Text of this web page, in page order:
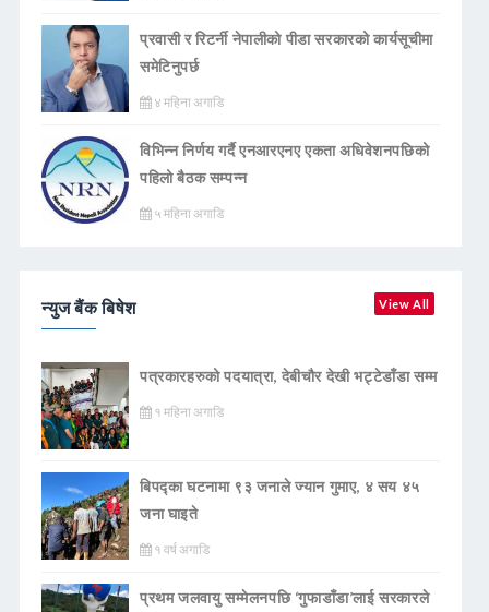
प्रवासी र रिटर्नी नेपालीको पीडा सरकारको कार्यसूचीमा
समेटिनुपर्छ
४ महिना अगाडि
विभिन्न निर्णय गर्दै एनआरएनए एकता अधिवेशनपछिको
पहिलो बैठक सम्पन्न
५ महिना अगाडि
न्युज बैंक बिषेश View All
पत्रकारहरुको पदयात्रा, देबीचौर देखी भट्टेडाँडा सम्म
१ महिना अगाडि
बिपद्का घटनामा ९३ जनाले ज्यान गुमाए, ४ सय ४५
जना घाइते
१ वर्ष अगाडि
प्रथम जलवायु सम्मेलनपछि ‘गुफाडाँडा’लाई सरकारले